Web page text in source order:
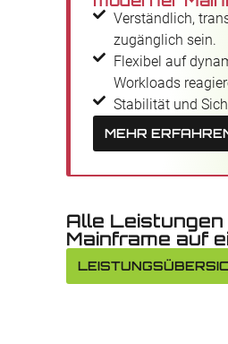
Verständlich,
zugänglich sein.
Flexibel auf
Workloads
Stabilität und
MEHR
Alle
Mainframe auf